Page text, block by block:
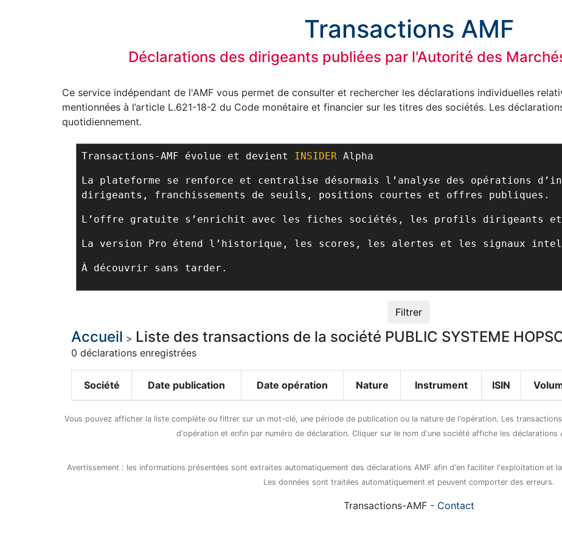
Transactions AMF
Déclarations des dirigeants publiées par l'Autorité des
Ce service indépendant de l'AMF vous permet de consulter et rechercher les déclarations individuelles
mentionnées à l’article L.621-18-2 du Code monétaire et financier sur les titres des sociétés. Les
quotidiennement.
Transactions-AMF évolue et devient INSIDER Alpha
La plateforme se renforce et centralise désormais l’analyse des opérations
dirigeants, franchissements de seuils, positions courtes et offres publiques.
L’offre gratuite s’enrichit avec les fiches sociétés, les profils dirigeants
La version Pro étend l’historique, les scores, les alertes et les signaux
À découvrir sans tarder.
Filtrer
Accueil > Liste des transactions de la société PUBLIC SYSTEME
0 déclarations enregistrées
Société Date publication Date opération Nature Instrument ISIN
Vous pouvez afficher la liste complète ou filtrer sur un mot-clé, une période de publication ou la nature de l'opération. Les
d'opération et enfin par numéro de déclaration. Cliquer sur le nom d'une société affiche les déclarations
Avertissement : les informations présentées sont extraites automatiquement des déclarations AMF afin d'en faciliter l'exploitation et
Les données sont traitées automatiquement et peuvent comporter des erreurs.
Transactions-AMF - Contact